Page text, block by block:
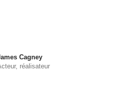
Cagney
réalisateur